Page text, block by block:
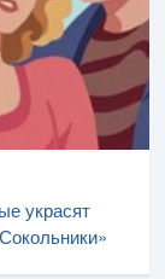
украсят